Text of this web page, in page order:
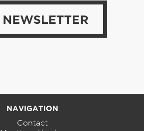
NAVIGATION
Contact